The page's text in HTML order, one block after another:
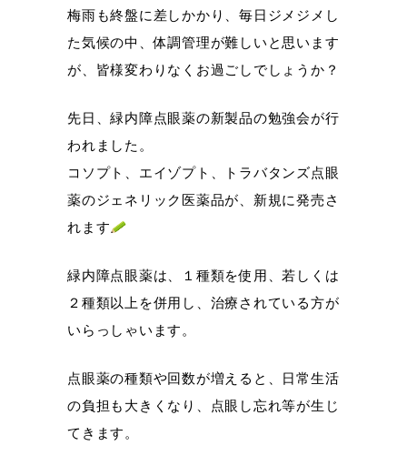
梅雨も終盤に差しかかり、毎日ジメジメし
た気候の中、体調管理が難しいと思います
が、皆様変わりなくお過ごしでしょうか？
先日、緑内障点眼薬の新製品の勉強会が行
われました。
コソプト、エイゾプト、トラバタンズ点眼
薬のジェネリック医薬品が、新規に発売さ
れます
緑内障点眼薬は、１種類を使用、若しくは
２種類以上を併用し、治療されている方が
いらっしゃいます。
点眼薬の種類や回数が増えると、日常生活
の負担も大きくなり、点眼し忘れ等が生じ
てきます。